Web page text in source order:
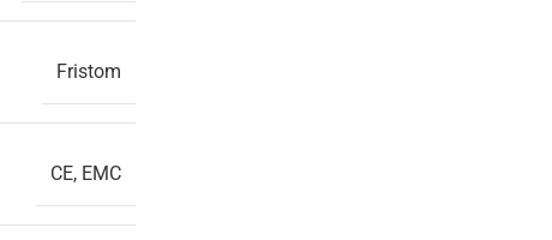
Fristom
CE, EMC